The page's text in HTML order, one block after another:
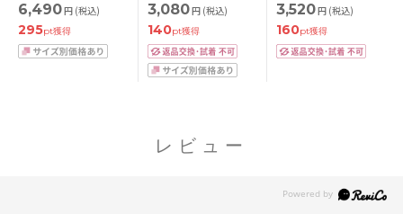
ダー65/70/75/80/85cm
6,490円 (税込)
295pt獲得
3,080円 (税込)
140pt獲得
3,520円 (税込)
160pt獲得
レビュー